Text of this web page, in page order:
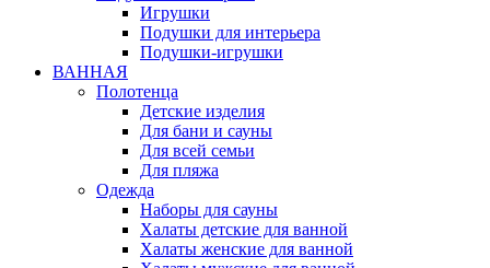
Игрушки
Подушки для интерьера
Подушки-игрушки
ВАННАЯ
Полотенца
Детские изделия
Для бани и сауны
Для всей семьи
Для пляжа
Одежда
Наборы для сауны
Халаты детские для ванной
Халаты женские для ванной